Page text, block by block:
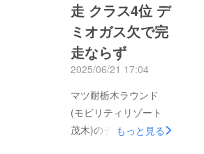
走 クラス4位 デ
ミオガス欠で完
走ならず
2025/06/21 17:04
マツ耐栃木ラウンド
(モビリティリゾート
茂木)のチューンドク
もっと見る